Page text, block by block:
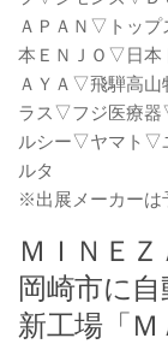
ＡＰＡＮ▽トッ
本ＥＮＪＯ▽日
ＡＹＡ▽飛騨高
ラス▽フジ医療
ルシー▽ヤマト▽
ルタ
※出展メーカーは
ＭＩＮＥ
岡崎市に
新工場「